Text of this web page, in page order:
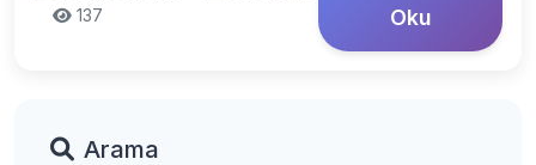
137
Oku
Arama